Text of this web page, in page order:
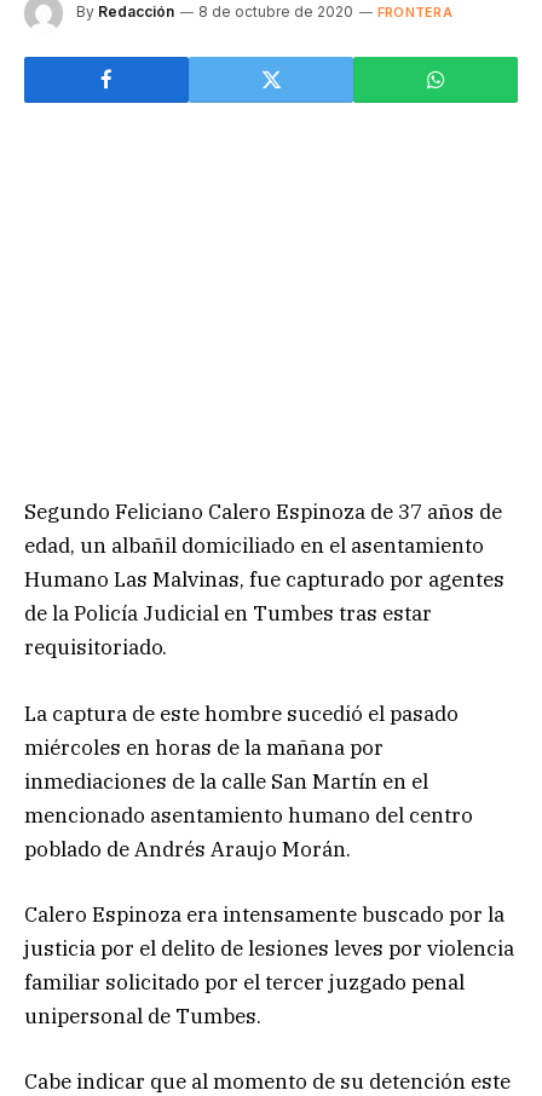
By Redacción 8 de octubre de 2020 FRONTERA
Segundo Feliciano Calero Espinoza de 37 años de
edad, un albañil domiciliado en el asentamiento
Humano Las Malvinas, fue capturado por agentes
de la Policía Judicial en Tumbes tras estar
requisitoriado.
La captura de este hombre sucedió el pasado
miércoles en horas de la mañana por
inmediaciones de la calle San Martín en el
mencionado asentamiento humano del centro
poblado de Andrés Araujo Morán.
Calero Espinoza era intensamente buscado por la
justicia por el delito de lesiones leves por violencia
familiar solicitado por el tercer juzgado penal
unipersonal de Tumbes.
Cabe indicar que al momento de su detención este